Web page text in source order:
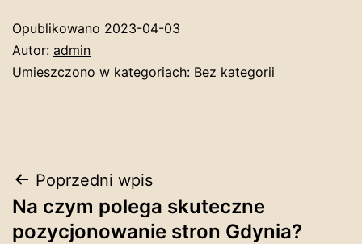
Opublikowano 2023-04-03
Autor: admin
Umieszczono w kategoriach: Bez kategorii
Nawigacja
wpisu
Poprzedni wpis
Na czym polega skuteczne
pozycjonowanie stron Gdynia?